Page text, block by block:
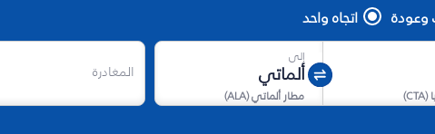
وعودة اتجاه واحد
(
CTA
)
إلى
مطار ألماتي(
ALA
)
المغادرة